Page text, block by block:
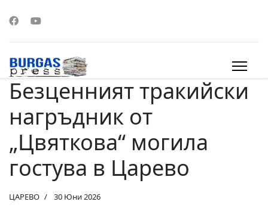
Безценният тракийски
нагръдник от
„Цвяткова“ могила
гостува в Царево
ЦАРЕВО 30 Юни 2026